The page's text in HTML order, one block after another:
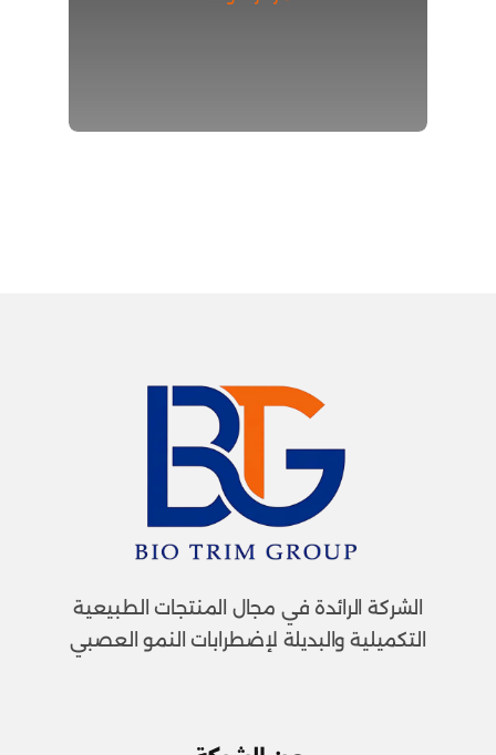
الشركة الرائدة في مجال المنتجات الطبيعية
التكميلية والبديلة لإضطرابات النمو العصبي